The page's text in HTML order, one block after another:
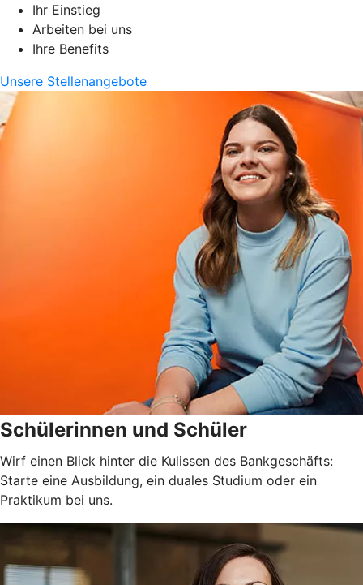
Ihr Einstieg
Arbeiten bei uns
Ihre Benefits
Unsere Stellenangebote
Schülerinnen und Schüler
Wirf einen Blick hinter die Kulissen des Bankgeschäfts:
Starte eine Ausbildung, ein duales Studium oder ein
Praktikum bei uns.